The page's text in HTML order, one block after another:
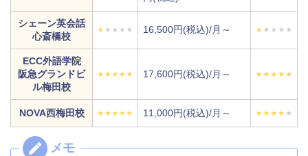
シェーン英会話
心斎橋校
16,500円(税込)/月～
ECC外語学院
阪急グランドビ
ル梅田校
17,600円(税込)/月～
NOVA西梅田校 11,000円(税込)/月～